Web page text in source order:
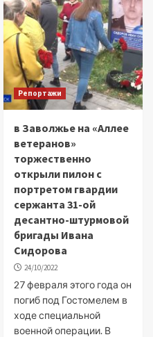
Репортажи
в Заволжье на «Аллее
ветеранов»
торжественно
открыли пилон с
портретом гвардии
сержанта 31-ой
десантно-штурмовой
бригады Ивана
Сидорова
24/10/2022
27 февраля этого года он
погиб под Гостомелем в
ходе специальной
военной операции. В